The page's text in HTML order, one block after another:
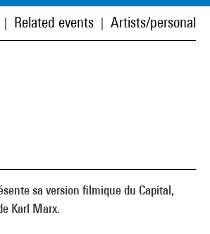
Related events Artists/
sa version filmique du Capital,
Karl Marx.